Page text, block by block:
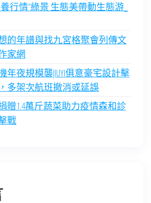
行情”綠景 生態美帶動生態游_
的年譜與找九宮格聚會列傳文
家網
年夜規模襲JIUYI俱意豪宅設計擊
多架次航班撤消或延誤
贈1.4萬斤蔬菜助力疫情森和診
戰